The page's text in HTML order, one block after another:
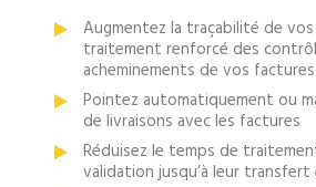
Augmentez la traçabilité de
traitement renforcé des
acheminements de vos factures
Pointez automatiquement ou
de livraisons avec les factures
Réduisez le temps de
validation jusqu’à leur